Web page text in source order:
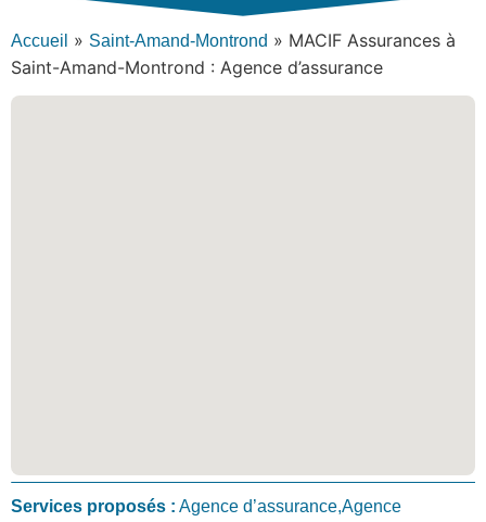
Accueil » Saint-Amand-Montrond » MACIF Assurances à
Saint-Amand-Montrond : Agence d’assurance
Services proposés : Agence d’assurance,Agence